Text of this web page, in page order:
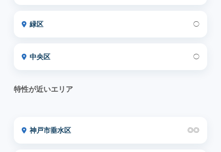
緑区 ◯
中央区 ◯
特性が近いエリア
神戸市垂水区 ◎◎